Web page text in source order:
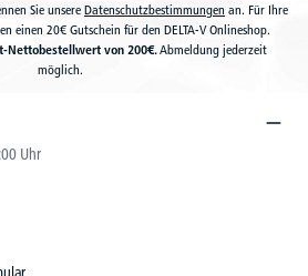
Sie unsereDatenschutzbestimmungen an. Für Ihre
einen 20€ Gutschein für den DELTA-V Onlineshop.
Nettobestellwert von 200€.Abmeldung jederzeit
möglich.
Uhr